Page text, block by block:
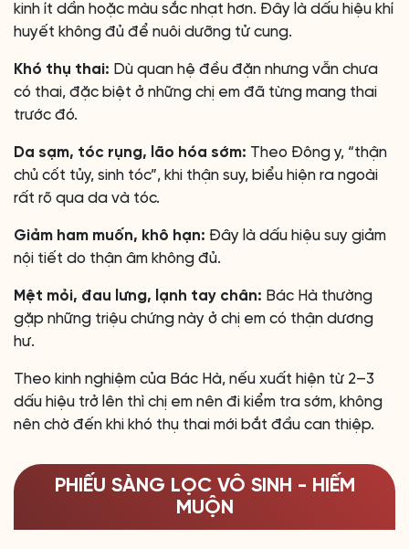
kinh ít dần hoặc màu sắc nhạt hơn. Đây là dấu hiệu khí
huyết không đủ để nuôi dưỡng tử cung.
Khó thụ thai: Dù quan hệ đều đặn nhưng vẫn chưa
có thai, đặc biệt ở những chị em đã từng mang thai
trước đó.
Da sạm, tóc rụng, lão hóa sớm: Theo Đông y, “thận
chủ cốt tủy, sinh tóc”, khi thận suy, biểu hiện ra ngoài
rất rõ qua da và tóc.
Giảm ham muốn, khô hạn: Đây là dấu hiệu suy giảm
nội tiết do thận âm không đủ.
Mệt mỏi, đau lưng, lạnh tay chân: Bác Hà thường
gặp những triệu chứng này ở chị em có thận dương
hư.
Theo kinh nghiệm của Bác Hà, nếu xuất hiện từ 2–3
dấu hiệu trở lên thì chị em nên đi kiểm tra sớm, không
nên chờ đến khi khó thụ thai mới bắt đầu can thiệp.
PHIẾU SÀNG LỌC VÔ SINH - HIẾM
MUỘN